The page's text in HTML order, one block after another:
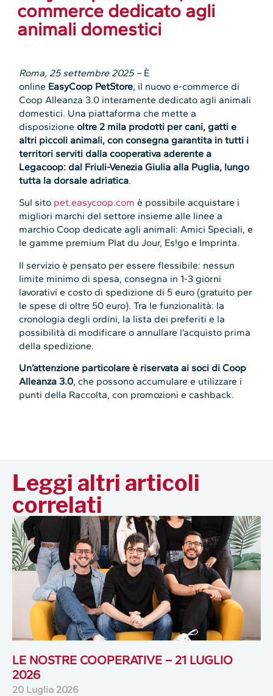
commerce dedicato agli
animali domestici
Roma, 25 settembre 2025 –È
online EasyCoop PetStore, il nuovo e-commerce di
Coop Alleanza 3.0 interamente dedicato agli animali
domestici. Una piattaforma che mette a
disposizioneoltre 2 mila prodotti per cani, gatti e
altri piccoli animali, con consegna garantita in tutti i
territori serviti dalla cooperativa aderente a
Legacoop: dal Friuli-Venezia Giulia alla Puglia, lungo
tutta la dorsale adriatica.
Sul sito pet.easycoop.com è possibile acquistare i
migliori marchi del settore insieme alle linee a
marchio Coop dedicate agli animali: Amici Speciali, e
le gamme premium Plat du Jour, Es!go e Imprinta.
Il servizio è pensato per essere flessibile: nessun
limite minimo di spesa, consegna in 1-3 giorni
lavorativi e costo di spedizione di 5 euro (gratuito per
le spese di oltre 50 euro). Tra le funzionalità: la
cronologia degli ordini, la lista dei preferiti e la
possibilità di modificare o annullare l’acquisto prima
della spedizione.
Un’attenzione particolare è riservata ai soci di Coop
Alleanza 3.0, che possono accumulare e utilizzare i
punti della Raccolta, con promozioni e cashback.
Leggi altri articoli
correlati
LE NOSTRE COOPERATIVE – 21 LUGLIO
2026
20 Luglio 2026